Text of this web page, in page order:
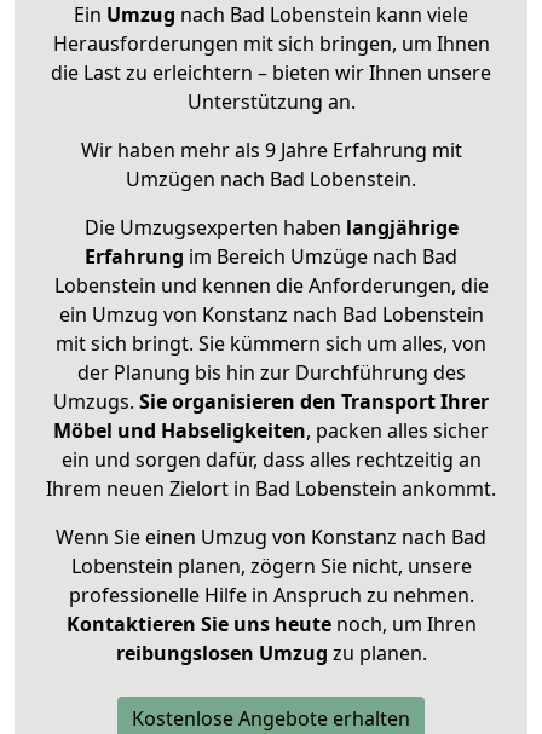
Ein Umzug nach Bad Lobenstein kann viele
Herausforderungen mit sich bringen, um Ihnen
die Last zu erleichtern – bieten wir Ihnen unsere
Unterstützung an.
Wir haben mehr als 9 Jahre Erfahrung mit
Umzügen nach Bad Lobenstein.
Die Umzugsexperten haben langjährige
Erfahrung im Bereich Umzüge nach Bad
Lobenstein und kennen die Anforderungen, die
ein Umzug von Konstanz nach Bad Lobenstein
mit sich bringt. Sie kümmern sich um alles, von
der Planung bis hin zur Durchführung des
Umzugs. Sie organisieren den Transport Ihrer
Möbel und Habseligkeiten, packen alles sicher
ein und sorgen dafür, dass alles rechtzeitig an
Ihrem neuen Zielort in Bad Lobenstein ankommt.
Wenn Sie einen Umzug von Konstanz nach Bad
Lobenstein planen, zögern Sie nicht, unsere
professionelle Hilfe in Anspruch zu nehmen.
Kontaktieren Sie uns heutenoch, um Ihren
reibungslosen Umzug zu planen.
Kostenlose Angebote erhalten